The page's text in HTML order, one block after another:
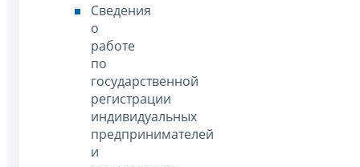
Сведения
о
работе
по
государственной
регистрации
индивидуальных
предпринимателей
и